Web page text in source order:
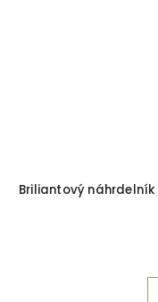
Briliantový náhrdelník